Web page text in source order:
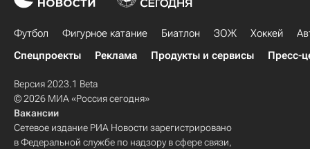
Футбол Фигурное катание Биатлон ЗОЖ Хоккей
Спецпроекты
Реклама Продукты и сервисы Пресс-
Версия 2023.1 Beta
© 2026 МИА «Россия сегодня»
Вакансии
Сетевое издание РИА Новости зарегистрировано
в Федеральной службе по надзору в сфере связи,